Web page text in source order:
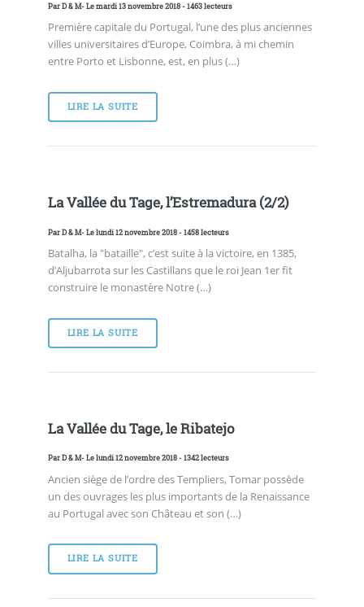
ParD & M- Le mardi 13 novembre 2018 - 1463 lecteurs
Première capitale du Portugal, l’une des plus anciennes
villes universitaires d’Europe, Coimbra, à mi chemin
entre Porto et Lisbonne, est, en plus (…)
LIRE LA SUITE
La Vallée du Tage, l’Estremadura (2/2)
ParD & M- Le lundi 12 novembre 2018 - 1458 lecteurs
Batalha, la "bataille", c’est suite à la victoire, en 1385,
d’Aljubarrota sur les Castillans que le roi Jean 1er fit
construire le monastère Notre (…)
LIRE LA SUITE
La Vallée du Tage, le Ribatejo
ParD & M- Le lundi 12 novembre 2018 - 1342 lecteurs
Ancien siège de l’ordre des Templiers, Tomar possède
un des ouvrages les plus importants de la Renaissance
au Portugal avec son Château et son (…)
LIRE LA SUITE